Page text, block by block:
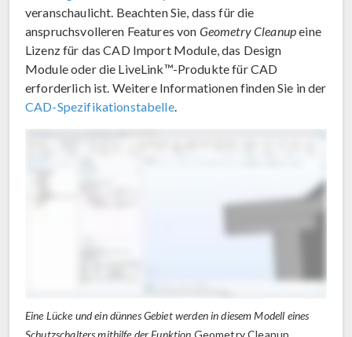
veranschaulicht. Beachten Sie, dass für die
anspruchsvolleren Features von Geometry Cleanupeine
Lizenz für das CAD Import Module, das Design
Module oder die LiveLink™-Produkte für CAD
erforderlich ist. Weitere Informationen finden Sie in der
CAD-Spezifikationstabelle.
Eine Lücke und ein dünnes Gebiet werden in diesem Modell eines
Schutzschalters mithilfe der Funktion Geometry Cleanup